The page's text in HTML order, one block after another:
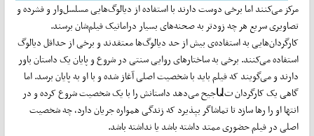
مرکز می‌کنند اما برخی دوست دارند با استفاده از دیالوگ‌هایی مسلسل‌وار و فشرده و
تصاویری سریع هر چه زودتر به صحنه‌های بسیار دراماتیک فیلم‌شان برسند.
کارگردان‌هایی به استفاده‌ی بیش از حد دیالوگ‌ها معتقدند و برخی از حداقل دیالوگ
استفاده می‌کنند. برخی به ساختار‌های روایی سنتی در شروع و پایان یک داستان باور
دارند و می‌گویند که فیلم باید با شخصیت اصلی آغاز شده و با او به پایان برسد. اما
گاهی یک کارگردان تԱجیح می‌دهد داستانش را با یک شخصیت شروع کرده و در
انتها او را رها سازد تا تماشاگر بپذیرد که زندگی همواره جریان دارد، چه شخصیت
اصلی در فیلم حضوری ممتد داشته باشد یا نداشته باشد.